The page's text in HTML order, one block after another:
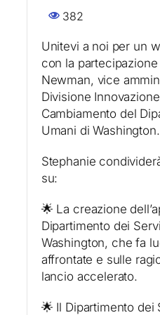
382
Unitevi a noi per un
con la
Newman, vice
Divisione
Cambiamento del
Umani di Washington.
Stephanie
su:
🌟 La creazione
Dipartimento dei
Washington, che fa
affrontate e sulle
lancio accelerato.
🌟 Il Dipartimento dei